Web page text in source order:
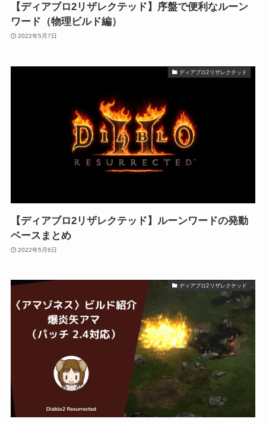
【ディアブロ2リザレクテッド】序盤で便利なルーン
ワード（物理ビルド編）
2022年5月7日
ディアブロ2リザレクテッド
【ディアブロ2リザレクテッド】ルーンワードの発動
ベースまとめ
2022年5月6日
ディアブロ2リザレクテッド